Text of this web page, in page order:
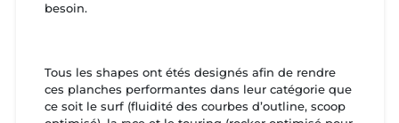
besoin.
Tous les shapes ont étés designés afin de rendre
ces planches performantes dans leur catégorie que
ce soit le surf (fluidité des courbes d’outline, scoop